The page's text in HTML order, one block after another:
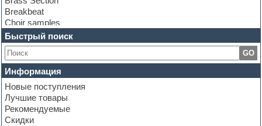
Breakbeat
Choir samples
Chris Hein Samples
Cinematic samples
Club bass
Club leads
Club sounds
Construction kits
Convolution
Cubase
Dance drums
Быстрый поиск
GO
Информация
Новые поступления
Лучшие товары
Рекомендуемые
Скидки